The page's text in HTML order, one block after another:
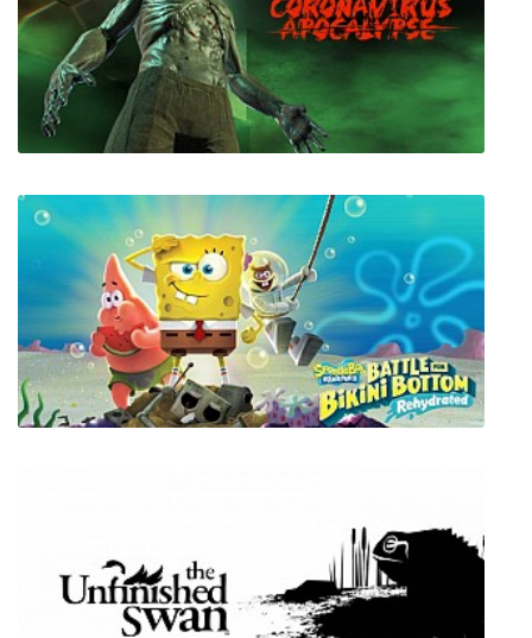
Zombie World Coronavirus Apocalypse VR
SpongeBob SquarePants Battle for Bikini